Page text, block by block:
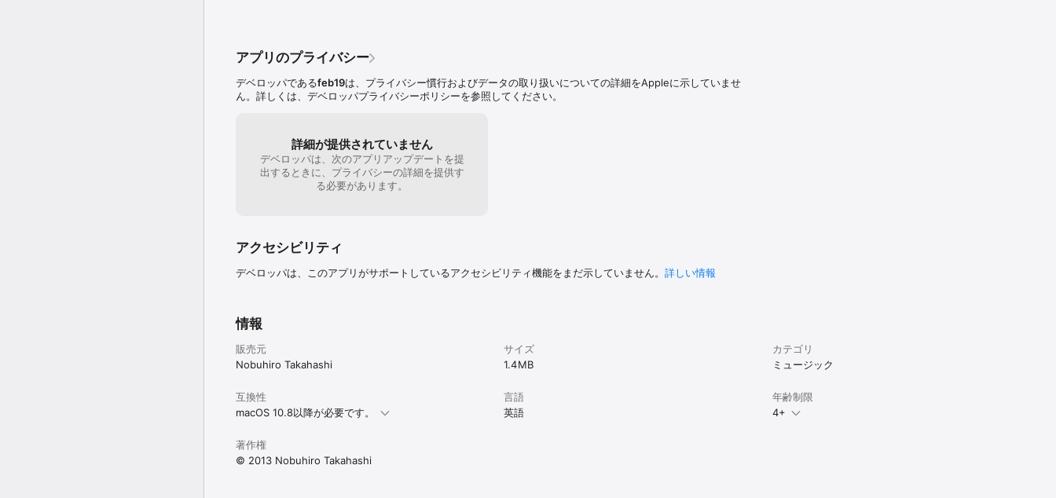
アプリのプライバシー
デベロッパであるfeb19は、プライバシー慣行およびデータの取り扱いについての詳細をAppleに示していませ
ん。詳しくは、デベロッパプライバシーポリシーを参照してください。
詳細が提供されていません
デベロッパは、次のアプリアップデートを提
出するときに、プライバシーの詳細を提供す
る必要があります。
アクセシビリティ
デベロッパは、このアプリがサポートしているアクセシビリティ機能をまだ示していません。 詳しい情報
情報
販売元
Nobuhiro Takahashi
サイズ
1.4 MB
カテゴリ
ミュージック
互換性
macOS 10.8以降が必要です。
言語
英語
年齢制限
4+
著作権
© 2013 Nobuhiro Takahashi